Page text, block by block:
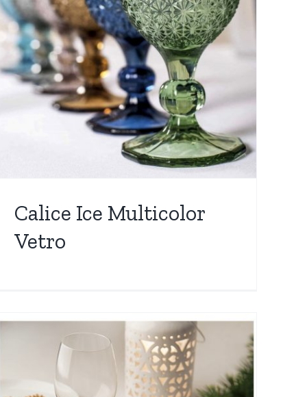
Calice Ice Multicolor
Vetro